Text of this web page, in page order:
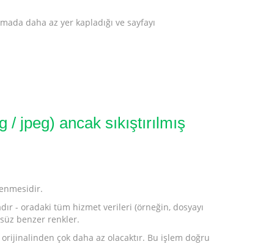
daha az yer kapladığı ve sayfayı
jpeg) ancak sıkıştırılmış
- oradaki tüm hizmet verileri (örneğin, dosyayı
benzer renkler.
çok daha az olacaktır. Bu işlem doğru